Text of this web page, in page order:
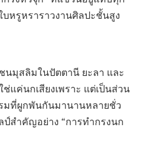
บหรูหราราวงานศิลปะชั้นสูง
นมุสลิมในปัตตานี ยะลา และ
แค่นกเสียงเพราะ แต่เป็นส่วน
มที่ผูกพันกันมานานหลายชั่ว
ป์สำคัญอย่าง “การทำกรงนก